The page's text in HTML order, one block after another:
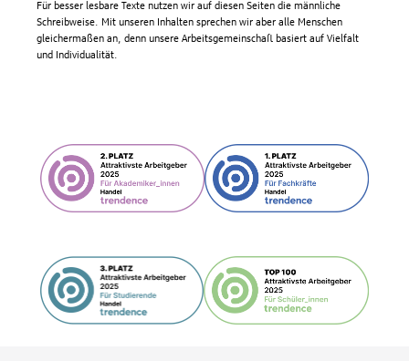
Für besser lesbare Texte nutzen wir auf diesen Seiten die männliche
Schreibweise. Mit unseren Inhalten sprechen wir aber alle Menschen
gleichermaßen an, denn unsere Arbeitsgemeinschaft basiert auf Vielfalt
und Individualität.